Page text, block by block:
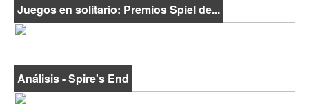
Juegos en solitario: Premios Spiel de...
Análisis - Spire's End